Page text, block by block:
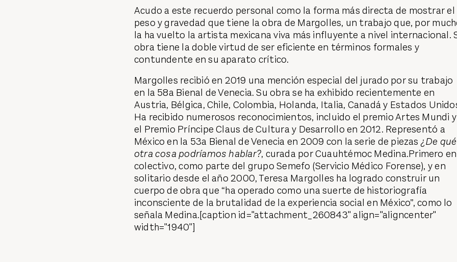
Acudo a este recuerdo personal como la forma más directa de mostrar el
peso y gravedad que tiene la obra de Margolles, un trabajo que, por
la ha vuelto la artista mexicana viva más influyente a nivel internacional.
obra tiene la doble virtud de ser eficiente en términos formales y
contundente en su aparato crítico.
Margolles recibió en 2019 una mención especial del jurado por su trabajo
en la 58a Bienal de Venecia. Su obra se ha exhibido recientemente en
Austria, Bélgica, Chile, Colombia, Holanda, Italia, Canadá y Estados
Ha recibido numerosos reconocimientos, incluido el premio Artes Mundi y
el Premio Príncipe Claus de Cultura y Desarrollo en 2012. Representó a
México en la 53a Bienal de Venecia en 2009 con la serie de piezas ¿De qué
otra cosa podríamos hablar?, curada por Cuauhtémoc Medina.Primero en
colectivo, como parte del grupo Semefo (Servicio Médico Forense), y en
solitario desde el año 2000, Teresa Margolles ha logrado construir un
cuerpo de obra que “ha operado como una suerte de historiografía
inconsciente de la brutalidad de la experiencia social en México”, como lo
señala Medina.[caption id="attachment_260843" align="aligncenter"
width="1940"]